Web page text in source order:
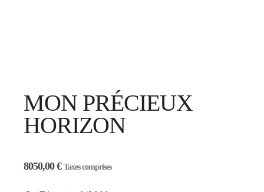
MON PRÉCIEUX
HORIZON
8050,00€ Taxes comprises